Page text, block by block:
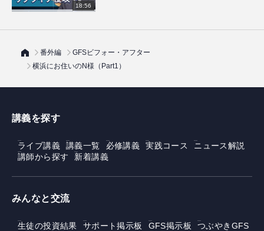
18:56
番外編
GFSビフォー・アフター
横浜にお住いのN様（Part1）
講義を探す
ライブ講義 講義一覧 必修講義 実践コース
ニュース解説
講師から探す
新着講義
みんなと交流
生徒の投資結果 サポート掲示板 GFS掲示板 つぶやきGFS